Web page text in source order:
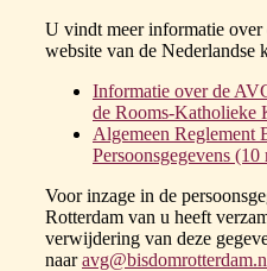
U vindt meer informatie
website van de Nederlandse
Informatie over de
de Rooms-Katholieke
Algemeen Reglement
Persoonsgegevens
Voor inzage in de
Rotterdam van u heeft
verwijdering van deze
naar